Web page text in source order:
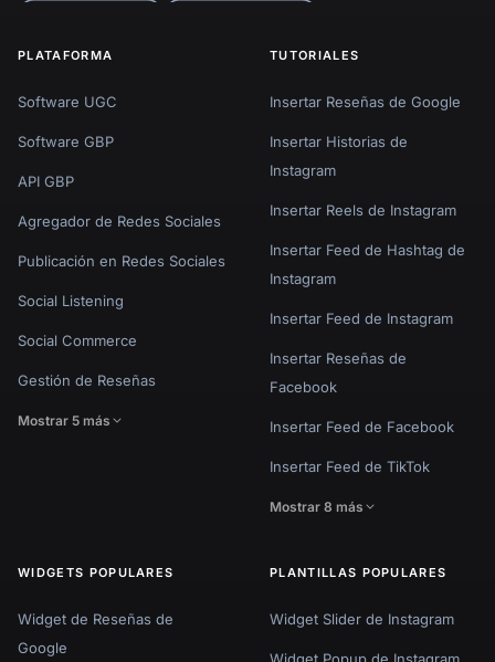
PLATAFORMA
Software UGC
Software GBP
API GBP
Agregador de Redes Sociales
Publicación en Redes Sociales
Social Listening
Social Commerce
Gestión de Reseñas
Mostrar 5 más
TUTORIALES
Insertar Reseñas de Google
Insertar Historias de
Instagram
Insertar Reels de Instagram
Insertar Feed de Hashtag de
Instagram
Insertar Feed de Instagram
Insertar Reseñas de
Facebook
Insertar Feed de Facebook
Insertar Feed de TikTok
Mostrar 8 más
WIDGETS POPULARES
Widget de Reseñas de
Google
PLANTILLAS POPULARES
Widget Slider de Instagram